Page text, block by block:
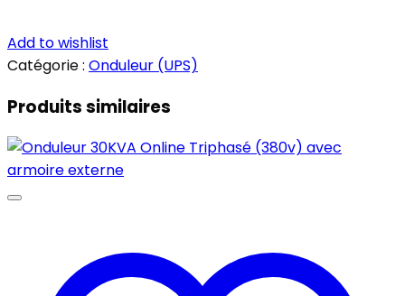
Add to wishlist
Catégorie : Onduleur (UPS)
Produits similaires